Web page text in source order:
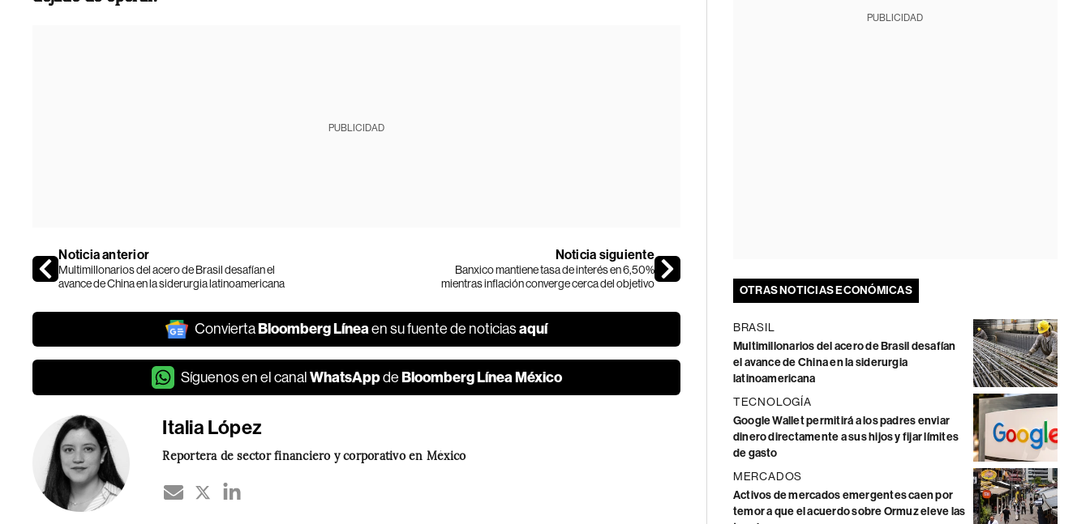
PUBLICIDAD
Noticia anterior
Multimillonarios del acero de Brasil desafían el
avance de China en la siderurgia latinoamericana
Noticia siguiente
Banxico mantiene tasa de interés en 6,50%
mientras inflación converge cerca del objetivo
ConviertaBloomberg Líneaen su fuente de noticiasaquí
Síguenos en el canal WhatsAppde Bloomberg Línea México
Italia López
Reportera de sector financiero y corporativo en México
PUBLICIDAD
OTRAS NOTICIAS ECONÓMICAS
BRASIL
Multimillonarios del acero de Brasil desafían
el avance de China en la siderurgia
latinoamericana
TECNOLOGÍA
Google Wallet permitirá a los padres enviar
dinero directamente a sus hijos y fijar límites
de gasto
MERCADOS
Activos de mercados emergentes caen por
temor a que el acuerdo sobre Ormuz eleve las